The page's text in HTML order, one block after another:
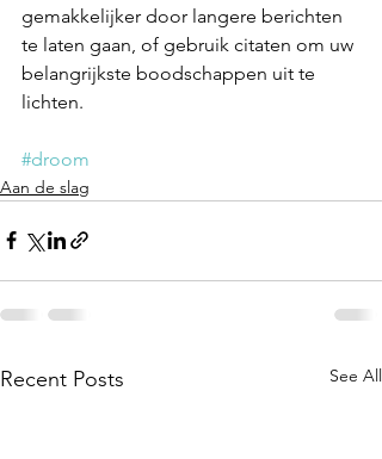
gemakkelijker door langere berichten
te laten gaan, of gebruik citaten om uw
belangrijkste boodschappen uit te
lichten.
#droom
Aan de slag
Recent Posts See All